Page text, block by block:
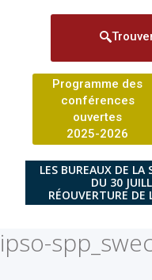
Programme des
conférences
ouvertes
2025-2026
LES BUREAUX DE LA
DU 30
RÉOUVERTURE DE
ipso-